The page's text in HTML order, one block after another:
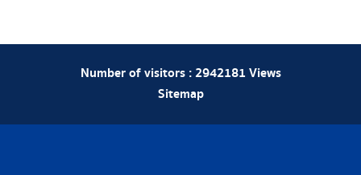
Number of visitors :2942181 Views
Sitemap